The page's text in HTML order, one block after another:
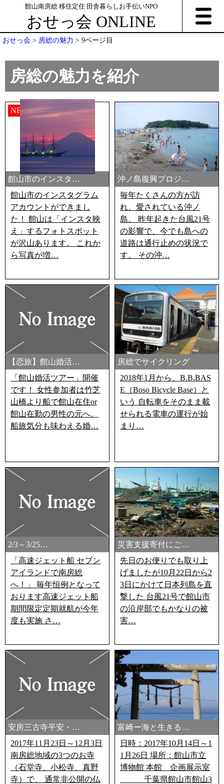
館山南房総 移住定住 田舎暮らしお手伝いNPO
おせっ会 ONLINE
おせっ会 > 房総の魅力 > 9ページ目
房総の魅力を紹介
NEW
館山市のインスタ…
館山市のインスタグラム
アカウントができまし
た！ 館山は「インスタ映
え」するフォトスポット
が沢山あります。 これか
ら写真が増…
沖ノ島復興プロジ…
毎年たくさんの方が訪
れ、愛されている沖ノ
島。 昨年起きた台風21号
の影響で、今でも島への
道路は通行止めの状況で
す。 その沖…
【恋旅】館山婚活…
「館山婚活ツアー」開催
です！ 女性参加者は竹芝
山橋より船で館山在住or
館山在勤の男性の元へ。
船旅気分も味わえる婚…
房総でサイクリング
2018年1月から、B.B.BAS
E（Boso Bicycle Base）と
いう 自転車をそのまま載
せられる電車の運行が始
まり…
2/3～3/25…
「高速ジェット船 セブン
アイランドで南房総
へ！」 毎年恒例となって
おります高速ジェット船
期間限定定期就航が今年
度も実施 さ…
災害支援寄付にご…
先日のお便りでも取り上
げましたが10月22日から2
3日にかけて日本列島を直
撃した 台風21号で館山市
の沿岸部でもかなりの被
害…
安房三古寺平安・…
2017年11月23日～12月3日
南房総地域の3つのお寺
（石堂寺、小松寺、真野
寺）で、 通常非公開の仏
富崎ー海と生きる…
日時：2017年10月14日～1
1月26日 場所：館山市立
博物館 本館 企画展示室
千葉県館山市館山3